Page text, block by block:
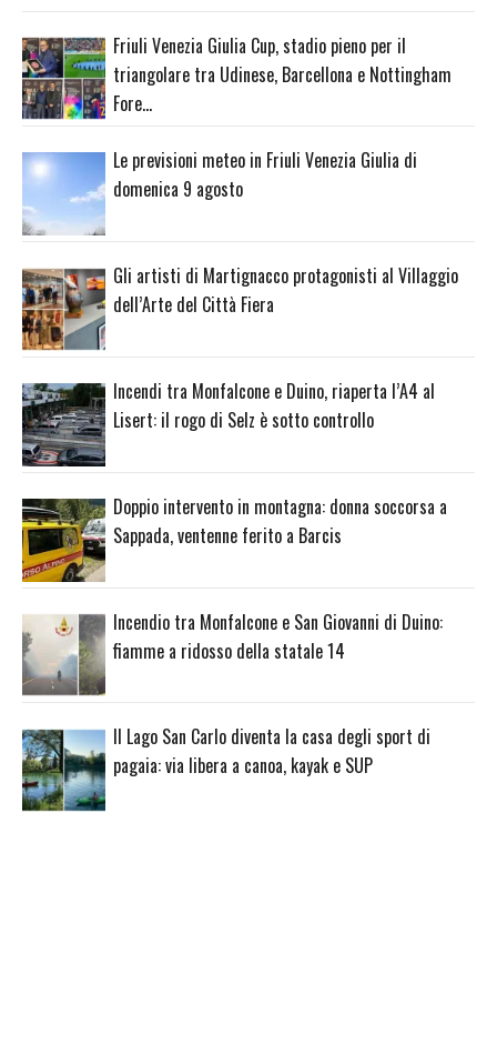
Friuli Venezia Giulia Cup, stadio pieno per il
triangolare tra Udinese, Barcellona e Nottingham
Fore…
Le previsioni meteo in Friuli Venezia Giulia di
domenica 9 agosto
Gli artisti di Martignacco protagonisti al Villaggio
dell’Arte del Città Fiera
Incendi tra Monfalcone e Duino, riaperta l’A4 al
Lisert: il rogo di Selz è sotto controllo
Doppio intervento in montagna: donna soccorsa a
Sappada, ventenne ferito a Barcis
Incendio tra Monfalcone e San Giovanni di Duino:
fiamme a ridosso della statale 14
Il Lago San Carlo diventa la casa degli sport di
pagaia: via libera a canoa, kayak e SUP